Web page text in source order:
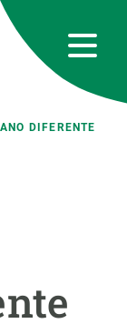
DIFERENTE